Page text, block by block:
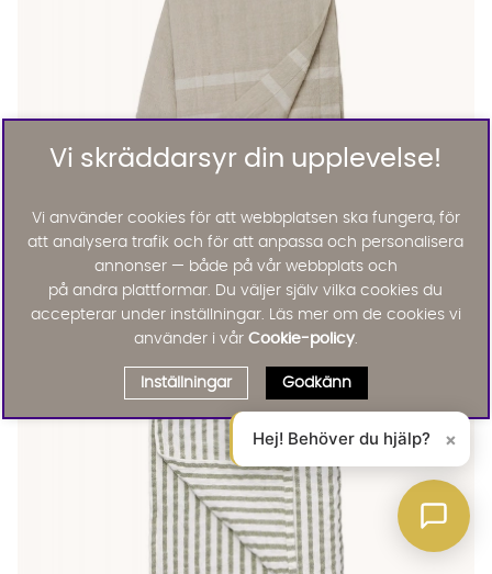
TAKI Duk Linne/Offwhite Finns även i dessa färger:
Wikholm Form
TAKI Duk Linne/Offwhite
1675 :-
Vi skräddarsyr din upplevelse!
Vi använder cookies för att webbplatsen ska fungera, för
att analysera trafik och för att anpassa och personalisera
annonser — både på vår webbplats och
på andra plattformar. Du väljer själv vilka cookies du
accepterar under inställningar. Läs mer om de cookies vi
använder i vår Cookie-policy.
Inställningar Godkänn
Hej! Behöver du hjälp? ×